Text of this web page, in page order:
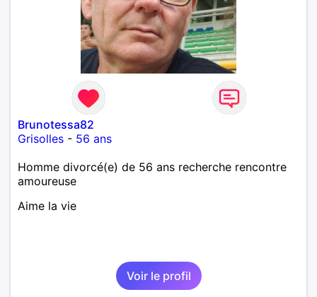
Brunotessa82
Grisolles - 56 ans
Homme divorcé(e) de 56 ans recherche rencontre
amoureuse
Aime la vie
Voir le profil